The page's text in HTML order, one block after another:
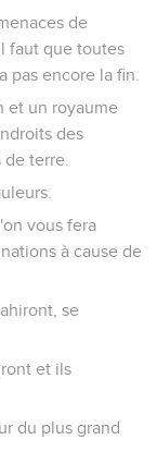
de
faut que toutes
pas encore la fin.
et un royaume
des
terre.
vous fera
à cause de
se
et ils
du plus grand